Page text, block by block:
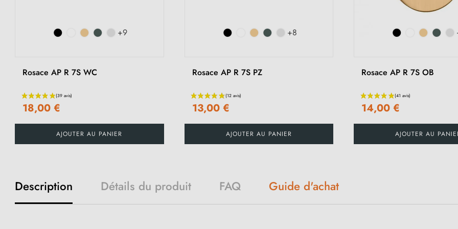
+9
Rosace AP R 7S WC
18,00 €
AJOUTER AU PANIER
+8
Rosace AP R 7S PZ
13,00 €
AJOUTER AU PANIER
Rosace AP R 7S OB
14,00 €
AJOUTER AU
Description Détails du produit FAQ Guide d'achat